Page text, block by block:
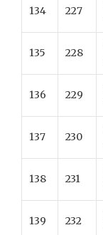
134 227
135 228
136 229
137 230
138 231
139 232